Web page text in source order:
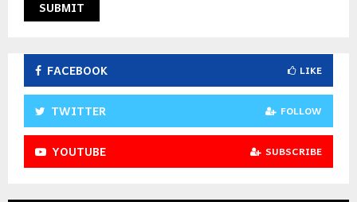
FACEBOOK LIKE
TWITTER FOLLOW
YOUTUBE SUBSCRIBE